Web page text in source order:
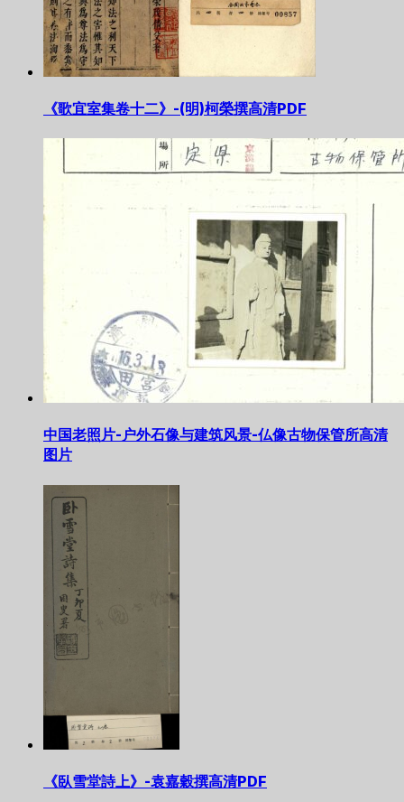
《歌宜室集卷十二》-(明)柯榮撰高清PDF
中国老照片-户外石像与建筑风景-仏像古物保管所高清
图片
《臥雪堂詩上》-袁嘉穀撰高清PDF